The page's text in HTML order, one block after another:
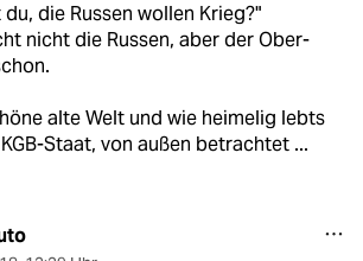
du, die Russen wollen Krieg?"
nicht die Russen, aber der Ober-
alte Welt und wie heimelig lebts
Staat, von außen betrachtet ...